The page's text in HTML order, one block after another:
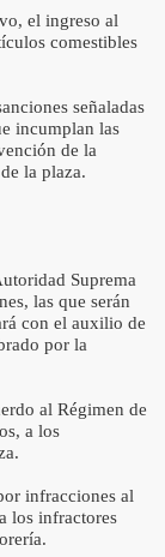
el ingreso al
comestibles
señaladas
incumplan las
de la
la plaza.
Suprema
las que serán
con el auxilio de
por la
al Régimen de
a los
infracciones al
los infractores